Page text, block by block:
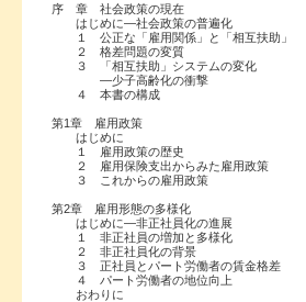
序 章 社会政策の現在
はじめに―社会政策の普遍化
１ 公正な「雇用関係」と「相互扶助」
２ 格差問題の変質
３ 「相互扶助」システムの変化
―少子高齢化の衝撃
４ 本書の構成
第1章 雇用政策
はじめに
１ 雇用政策の歴史
２ 雇用保険支出からみた雇用政策
３ これからの雇用政策
第2章 雇用形態の多様化
はじめに―非正社員化の進展
１ 非正社員の増加と多様化
２ 非正社員化の背景
３ 正社員とパート労働者の賃金格差
４ パート労働者の地位向上
おわりに